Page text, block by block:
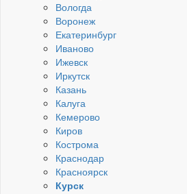
Вологда
Воронеж
Екатеринбург
Иваново
Ижевск
Иркутск
Казань
Калуга
Кемерово
Киров
Кострома
Краснодар
Красноярск
Курск